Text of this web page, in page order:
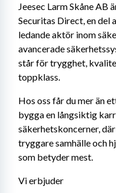
Jeesec Larm Skåne AB
Securitas Direct, en del
ledande aktör inom
avancerade
står för trygghet,
toppklass.
Hos oss får du mer än
bygga en långsiktig
säkerhetskoncerner,
tryggare samhälle och
som betyder mest.
Vi erbjuder